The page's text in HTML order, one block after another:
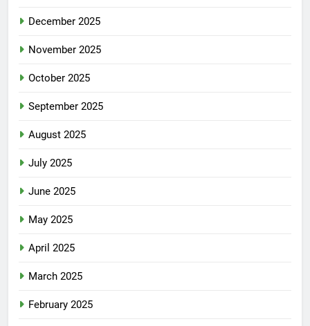
December 2025
November 2025
October 2025
September 2025
August 2025
July 2025
June 2025
May 2025
April 2025
March 2025
February 2025